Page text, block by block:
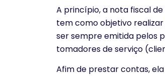
A princípio, a nota fiscal
tem como objetivo
ser sempre emitida pelos
tomadores de serviço
Afim de prestar contas,